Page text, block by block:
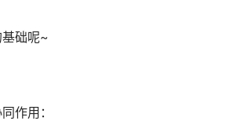
础呢~
作用：